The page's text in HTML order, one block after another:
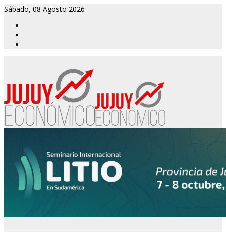
Sábado, 08 Agosto 2026